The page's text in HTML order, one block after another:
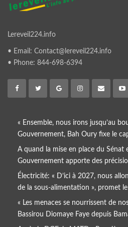
Lereveil224.info
• Email: Contact@lereveil224.info
• Phone: 844-698-6394
« Ensemble, nous irons jusqu’au
Gouvernement, Bah Oury fixe le
A quand la mise en place du Sénat
Gouvernement apporte des
Électricité: « D’ici à 2027, nous
de la sous-alimentation », promet le
« Les menaces se nourrissent de
Bassirou Diomaye Faye depuis